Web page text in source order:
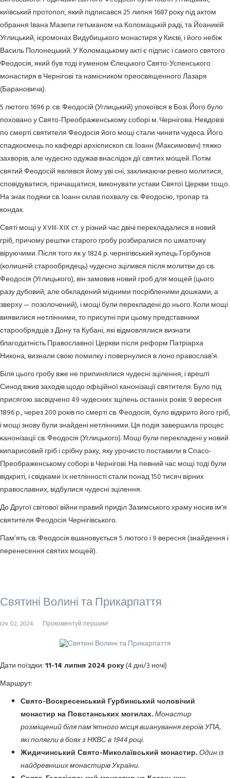
київський протопоп, який підписався 25 липня 1687 року під актом
обрання Івана Мазепи гетьманом на Коломацькій раді, та Йоаникій
Углицький, ієромонах Видубицького монастиря у Києві, і його небіж
Василь Полонецький. У Коломацькому акті є підпис і самого святого
Феодосія, який був тоді ігуменом Єлецького Свято-Успенського
монастиря в Чернігові та намісником преосвященного Лазаря
(Барановича).
5 лютого 1696 р. св. Феодосій (Углицький) упокоївся в Бозі. Його було
поховано у Свято-Преображенському соборі м. Чернігова. Невдовзі
по смерті святителя Феодосія його мощі стали чинити чудеса. Його
спадкоємець по кафедрі архієпископ св. Іоанн (Максимович) тяжко
захворів, але чудесно одужав внаслідок дії святих мощей. Потім
святий Феодосій являвся йому уві сні, закликаючи ревно молитися,
сповідуватися, причащатися, виконувати устави Святої Церкви тощо.
На знак подяки св. Іоанн склав похвалу св. Феодосію, тропар та
кондак.
Святі мощі у XVIII-XIX ст. у різний час двічі перекладалися в новий
гріб, причому рештки старого гробу розбиралися по шматочку
віруючими. Після того як у 1824 р. чернігівський купець Горбунов
(колишній старообрядець) чудесно зцілився після молитви до св.
Феодосія (Углицького), він замовив новий гроб для мощей (цього
разу дубовий, але обкладений мідними посрібленими дошками, а
зверху — позолочений), і мощі були перекладені до нього. Коли мощі
виявилися нетлінними, то присутні при цьому представники
старообрядців з Дону та Кубані, які відмовлялися визнати
благодатність Православної Церкви після реформ Патріарха
Никона, визнали свою помилку і повернулися в лоно православ’я.
Біля цього гробу вже не припинялися чудесні зцілення, і врешті
Синод вжив заходів щодо офіційної канонізації святителя. Було під
присягою засвідчено 49 чудесних зцілень останніх років. 9 вересня
1896 p., через 200 років по смерті св. Феодосія, було відкрито його гріб,
і мощі знову були знайдені нетлінними. Ця подія завершила процес
канонізації св. Феодосія (Углицького). Мощі були перекладені у новий
кипарисовий гріб і срібну раку, яку урочисто поставили в Спасо-
Преображенському соборі в Чернігові. На певний час мощі тоді були
відкриті, і свідками їх нетлінності стали понад 150 тисяч вірних
православних, відбулися чудесні зцілення.
До Другої світової війни правий приділ Зазимського храму носив імʼя
святителя Феодосія Чернігівського.
Пам’ять св. Феодосія вшановується 5 лютого і 9 вересня (знайдення і
перенесення святих мощей).
Святині Волині та Прикарпаття
січ. 02, 2024 Прокоментуй першим!
Дати поїздки:11-14 липня 2024 року(4 дні/3 ночі)
Маршрут:
Свято-Воскресенський Гурбинський чоловічий
монастир на Повстанських могилах.Монастир
розміщений біля памʼятного місця вшанування героїв УПА,
які полягли в боях з НКВС в 1944 році.
Жидичинський Свято-Миколаївський монастир.Один із
найдревніших монастирів України.